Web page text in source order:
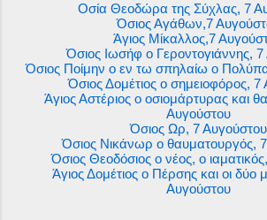
Οσία Θεοδώρα της Σύχλας, 7
Όσιος Αγάθων,7
Άγιος Μίκαλλος,7
Όσιος Ιωσήφ ο Γεροντογιάννης,
Όσιος Ποίμην ο εν τω σπηλαίω ο
Όσιος Δομέτιος ο σημειοφόρος, 7
Άγιος Αστέριος ο οσιομάρτυρας και
Αυγούστου
Όσιος Ωρ, 7 Αυγούστου
Όσιος Νικάνωρ ο θαυματουργός,
Όσιος Θεοδόσιος ο νέος, ο
Άγιος Δομέτιος ο Πέρσης και οι δύο
Αυγούστου